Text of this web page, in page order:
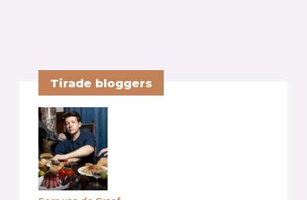
Tirade bloggers